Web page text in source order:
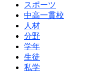
スポーツ
中高一貫校
人材
分野
学年
生徒
私学